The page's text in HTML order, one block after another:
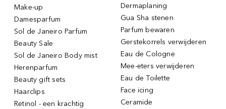
Make-up
Damesparfum
Sol de Janeiro Parfum
Beauty Sale
Sol de Janeiro Body mist
Herenparfum
Beauty gift sets
Haarclips
Retinol - een krachtig
Dermaplaning
Gua Sha stenen
Parfum bewaren
Gerstekorrels verwijderen
Eau de Cologne
Mee-eters verwijderen
Eau de Toilette
Face icing
Ceramide